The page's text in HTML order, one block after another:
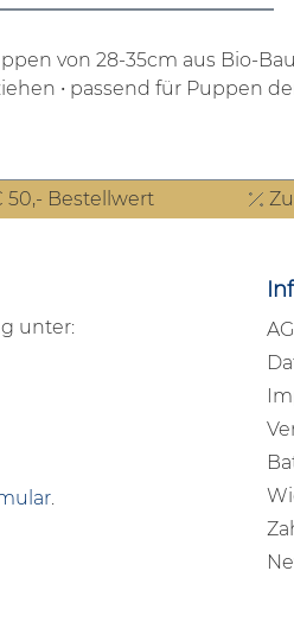
von 28-35cm aus Bio-
• passend für Puppen
50,- Bestellwert
unter:
.